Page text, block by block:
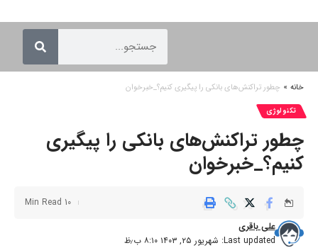
خانه » چطور تراکنش‌های بانکی را پیگیری کنیم؟_خبرخوان
تکنولوژی
چطور تراکنش‌های بانکی را پیگیری
کنیم؟_خبرخوان
Last updated: شهریور ۲۵, ۱۴۰۳ ۸:۱۰ ب٫ظ
علی باقری
10 Min Read